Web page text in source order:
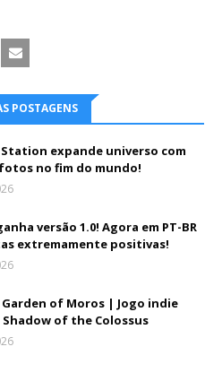
POSTAGENS
Station expande universo com
no fim do mundo!
versão 1.0! Agora em PT-BR
extremamente positivas!
of Moros | Jogo indie
of the Colossus